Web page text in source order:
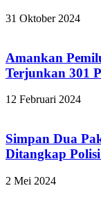
31 Oktober 2024
Amankan
Terjunkan 301
12 Februari 2024
Simpan Dua
Ditangkap
2 Mei 2024